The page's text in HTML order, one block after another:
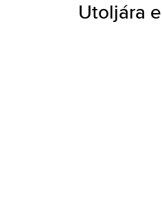
Utoljára